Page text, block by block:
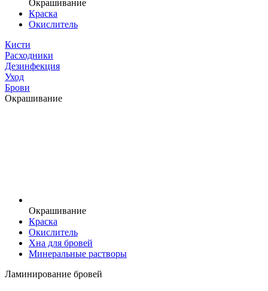
Окрашивание
Краска
Окислитель
Кисти
Расходники
Дезинфекция
Уход
Брови
Окрашивание
Окрашивание
Краска
Окислитель
Хна для бровей
Минеральные растворы
Ламинирование бровей